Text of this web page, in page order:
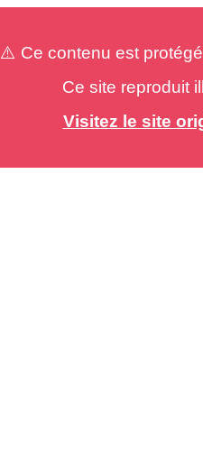
⚠️ Ce contenu est
Ce site reproduit
Visitez le site